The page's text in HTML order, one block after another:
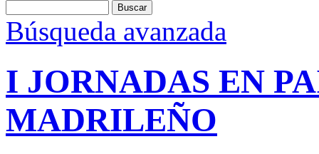
Búsqueda avanzada
I JORNADAS EN
MADRILEÑO